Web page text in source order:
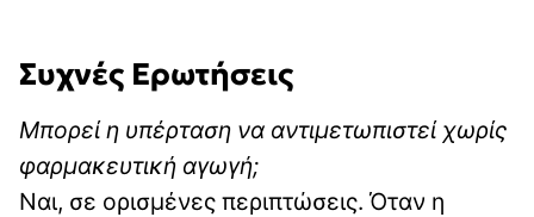
Συχνές Ερωτήσεις
Μπορεί η υπέρταση να αντιμετωπιστεί χωρίς
φαρμακευτική αγωγή;
Ναι, σε ορισμένες περιπτώσεις. Όταν η